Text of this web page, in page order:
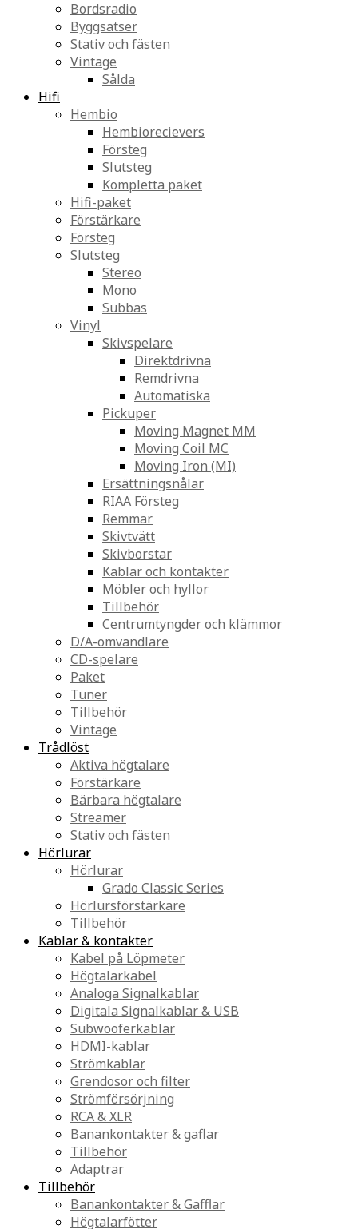
Bordsradio
Byggsatser
Stativ och fästen
Vintage
Sålda
Hifi
Hembio
Hembiorecievers
Försteg
Slutsteg
Kompletta paket
Hifi-paket
Förstärkare
Försteg
Slutsteg
Stereo
Mono
Subbas
Vinyl
Skivspelare
Direktdrivna
Remdrivna
Automatiska
Pickuper
Moving Magnet MM
Moving Coil MC
Moving Iron (MI)
Ersättningsnålar
RIAA Försteg
Remmar
Skivtvätt
Skivborstar
Kablar och kontakter
Möbler och hyllor
Tillbehör
Centrumtyngder och klämmor
D/A-omvandlare
CD-spelare
Paket
Tuner
Tillbehör
Vintage
Trådlöst
Aktiva högtalare
Förstärkare
Bärbara högtalare
Streamer
Stativ och fästen
Hörlurar
Hörlurar
Grado Classic Series
Hörlursförstärkare
Tillbehör
Kablar & kontakter
Kabel på Löpmeter
Högtalarkabel
Analoga Signalkablar
Digitala Signalkablar & USB
Subwooferkablar
HDMI-kablar
Strömkablar
Grendosor och filter
Strömförsörjning
RCA & XLR
Banankontakter & gaflar
Tillbehör
Adaptrar
Tillbehör
Banankontakter & Gafflar
Högtalarfötter